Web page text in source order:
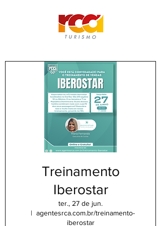
Treinamento
Iberostar
ter., 27 de jun.
  |
agentesrca.com.br/treinamento-
iberostar